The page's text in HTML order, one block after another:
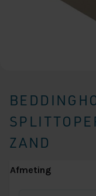
ZAND
Afmeting